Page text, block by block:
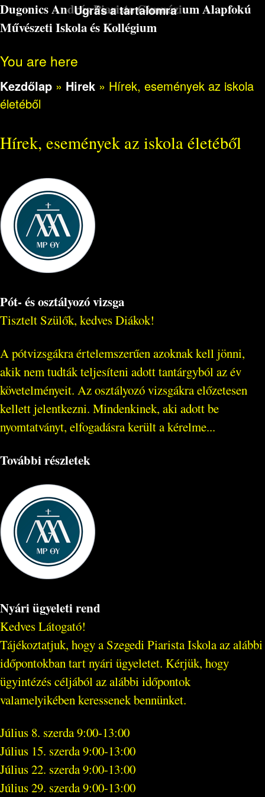
Ugrás a tartalomra
Dugonics András Piarista Gimnázium Alapfokú
Művészeti Iskola és Kollégium
You are here
Kezdőlap » Hirek » Hírek, események az iskola
életéből
Hírek, események az iskola életéből
Pót- és osztályozó vizsga
Tisztelt Szülők, kedves Diákok!
A pótvizsgákra értelemszerűen azoknak kell jönni,
akik nem tudták teljesíteni adott tantárgyból az év
követelményeit. Az osztályozó vizsgákra előzetesen
kellett jelentkezni. Mindenkinek, aki adott be
nyomtatványt, elfogadásra került a kérelme...
További részletek
Nyári ügyeleti rend
Kedves Látogató!
Tájékoztatjuk, hogy a Szegedi Piarista Iskola az alábbi
időpontokban tart nyári ügyeletet. Kérjük, hogy
ügyintézés céljából az alábbi időpontok
valamelyikében keressenek bennünket.
Július 8. szerda 9:00-13:00
Július 15. szerda 9:00-13:00
Július 22. szerda 9:00-13:00
Július 29. szerda 9:00-13:00